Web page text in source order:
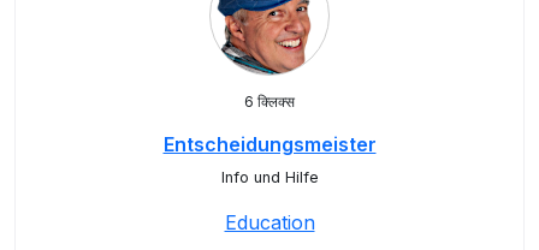
6 क्लिक्स
Entscheidungsmeister
Info und Hilfe
Education